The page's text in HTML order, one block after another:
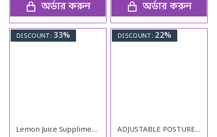
অর্ডার করুন অর্ডার করুন
DISCOUNT: 33%
Lemon Juice Suppliment Weight Loss Lemon Juice 120g
DISCOUNT: 22%
ADJUSTABLE POSTURE Back Support Belt (UNISEX)